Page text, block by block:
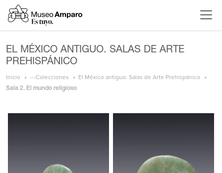
EL MÉXICO ANTIGUO. SALAS DE ARTE
PREHISPÁNICO
Inicio ---Colecciones El México antiguo. Salas de Arte Prehispánico
Sala 2. El mundo religioso